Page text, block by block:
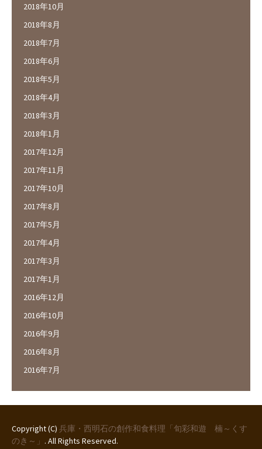
2018年10月
2018年8月
2018年7月
2018年6月
2018年5月
2018年4月
2018年3月
2018年1月
2017年12月
2017年11月
2017年10月
2017年8月
2017年5月
2017年4月
2017年3月
2017年1月
2016年12月
2016年10月
2016年9月
2016年8月
2016年7月
Copyright (C) 兵庫・西明石の創作和食料理「旬彩和遊 楠～くす
のき～」 . All Rights Reserved.